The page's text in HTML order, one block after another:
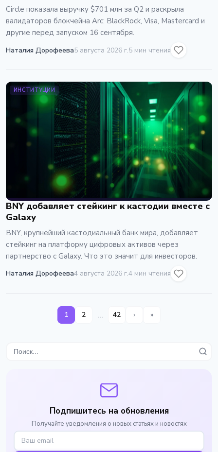
Circle показала выручку $701 млн за Q2 и раскрыла
валидаторов блокчейна Arc: BlackRock, Visa, Mastercard и
другие перед запуском 16 сентября.
Наталия Дорофеева5 августа 2026 г.5 мин чтения
ИНСТИТУЦИИ
BNY добавляет стейкинг к кастодии вместе с
Galaxy
BNY, крупнейший кастодиальный банк мира, добавляет
стейкинг на платформу цифровых активов через
партнерство с Galaxy. Что это значит для инвесторов.
Наталия Дорофеева4 августа 2026 г.4 мин чтения
Подпишитесь на обновления
Получайте уведомления о новых статьях и новостях
1 2 … 42 › »